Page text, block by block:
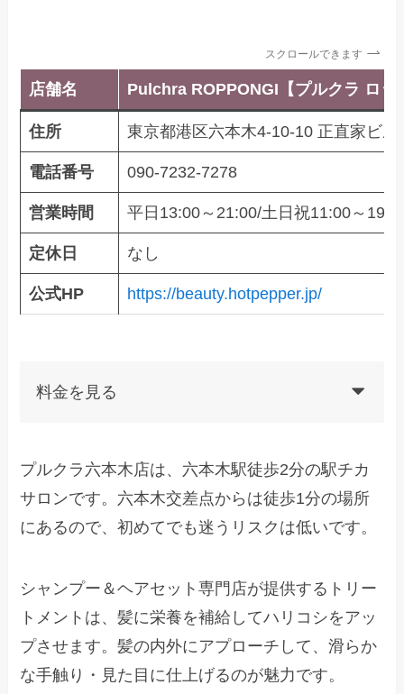
スクロールできます
店舗名 Pulchra ROPPONGI【プルクラ ロッ
住所 東京都港区六本木4-10-10 正直家ビル
電話番号 090-7232-7278
営業時間 平日13:00～21:00/土日祝11:00～
定休日 なし
公式HP https://beauty.hotpepper.jp/
料金を見る
プルクラ六本木店は、六本木駅徒歩2分の駅チカ
サロンです。六本木交差点からは徒歩1分の場所
にあるので、初めてでも迷うリスクは低いです。
シャンプー＆ヘアセット専門店が提供するトリー
トメントは、髪に栄養を補給してハリコシをアッ
プさせます。髪の内外にアプローチして、滑らか
な手触り・見た目に仕上げるのが魅力です。